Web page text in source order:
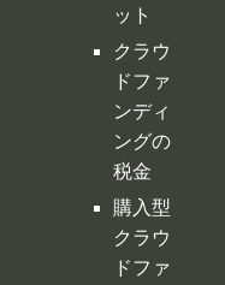
ット
クラウ
ドファ
ンディ
ングの
税金
購入型
クラウ
ドファ